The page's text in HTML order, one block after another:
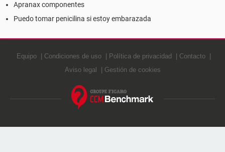
Apranax componentes
Puedo tomar penicilina si estoy embarazada
Equipo Condiciones de uso Política de privacidad
Contacto
Aviso legal
Gestión de cookies